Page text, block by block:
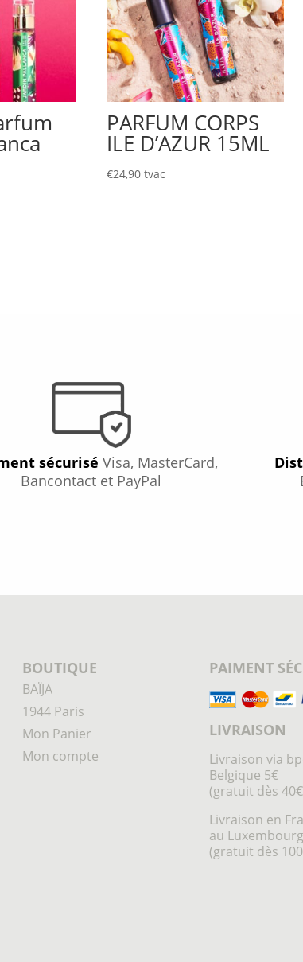
PARFUM CORPS
ILE D’AZUR 15ML
€24,90 tvac
sécurisé Visa, MasterCard,
Bancontact et PayPal
BOUTIQUE
BAÏJA
1944 Paris
Mon Panier
Mon compte
PAIMENT
LIVRAISON
Livraison via
Belgique 5€
(gratuit dès
Livraison en
au
(gratuit dès